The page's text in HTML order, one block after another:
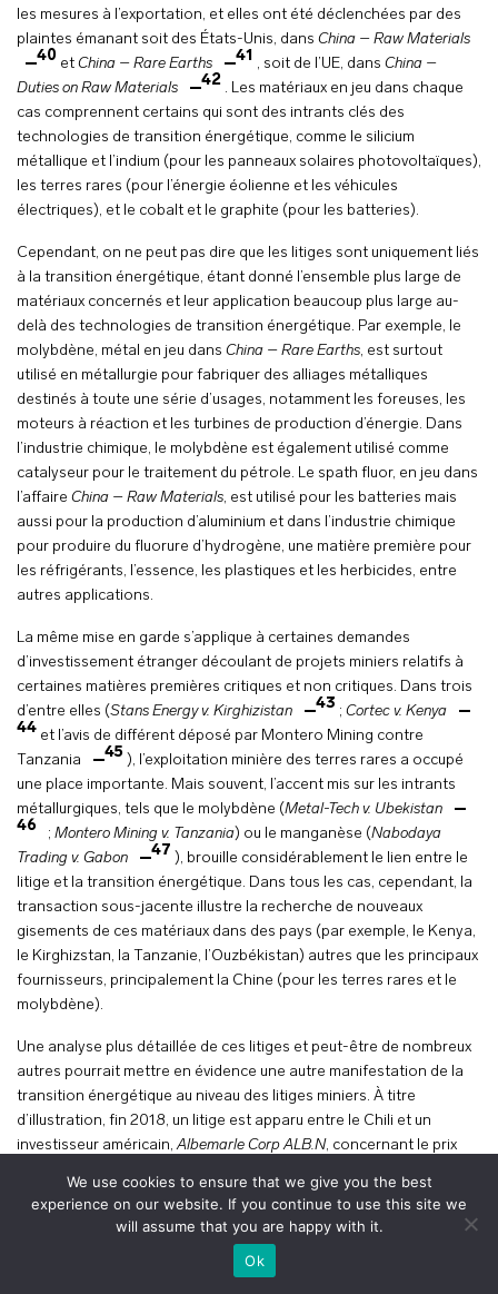
les mesures à l’exportation, et elles ont été déclenchées par des
plaintes émanant soit des États-Unis, dans China – Raw Materials
40 et China – Rare Earths 41 , soit de l’UE, dans China –
Duties on Raw Materials
42 . Les matériaux en jeu dans chaque
cas comprennent certains qui sont des intrants clés des
technologies de transition énergétique, comme le silicium
métallique et l’indium (pour les panneaux solaires photovoltaïques),
les terres rares (pour l’énergie éolienne et les véhicules
électriques), et le cobalt et le graphite (pour les batteries).
Cependant, on ne peut pas dire que les litiges sont uniquement liés
à la transition énergétique, étant donné l’ensemble plus large de
matériaux concernés et leur application beaucoup plus large au-
delà des technologies de transition énergétique. Par exemple, le
molybdène, métal en jeu dans China – Rare Earths, est surtout
utilisé en métallurgie pour fabriquer des alliages métalliques
destinés à toute une série d’usages, notamment les foreuses, les
moteurs à réaction et les turbines de production d’énergie. Dans
l’industrie chimique, le molybdène est également utilisé comme
catalyseur pour le traitement du pétrole. Le spath fluor, en jeu dans
l’affaire China – Raw Materials, est utilisé pour les batteries mais
aussi pour la production d’aluminium et dans l’industrie chimique
pour produire du fluorure d’hydrogène, une matière première pour
les réfrigérants, l’essence, les plastiques et les herbicides, entre
autres applications.
La même mise en garde s’applique à certaines demandes
d’investissement étranger découlant de projets miniers relatifs à
certaines matières premières critiques et non critiques. Dans trois
d’entre elles (Stans Energy v. Kirghizistan 43 ; Cortec v. Kenya
44 et l’avis de différent déposé par Montero Mining contre
Tanzania
45 ), l’exploitation minière des terres rares a occupé
une place importante. Mais souvent, l’accent mis sur les intrants
métallurgiques, tels que le molybdène (Metal-Tech v. Ubekistan
46
; Montero Mining v. Tanzania) ou le manganèse (Nabodaya
Trading v. Gabon
47 ), brouille considérablement le lien entre le
litige et la transition énergétique. Dans tous les cas, cependant, la
transaction sous-jacente illustre la recherche de nouveaux
gisements de ces matériaux dans des pays (par exemple, le Kenya,
le Kirghizstan, la Tanzanie, l’Ouzbékistan) autres que les principaux
fournisseurs, principalement la Chine (pour les terres rares et le
molybdène).
Une analyse plus détaillée de ces litiges et peut-être de nombreux
autres pourrait mettre en évidence une autre manifestation de la
transition énergétique au niveau des litiges miniers. À titre
d’illustration, fin 2018, un litige est apparu entre le Chili et un
investisseur américain, Albemarle Corp ALB.N, concernant le prix
pour batteries au Chili. Le lithium est un élément clé de la
production de batteries et tant le Chili qu’Albemarle sont des
acteurs mondiaux majeurs dans la chaîne d’approvisionnement du
lithium. Le Chili a menacé d’introduire une demande d’arbitrage
We use cookies to ensure that we give you the best
experience on our website. If you continue to use this site we
will assume that you are happy with it.
Ok